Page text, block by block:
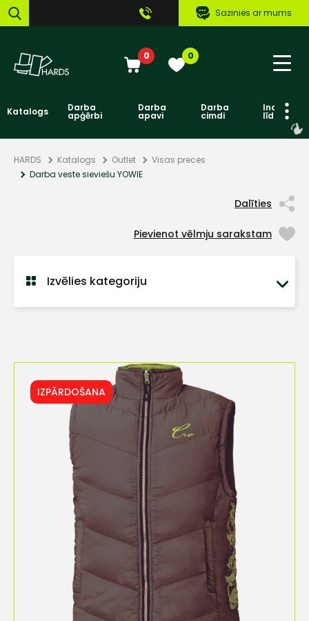
Sazinies ar mums
0 0
Katalogs Darba
apģērbi
Darba
apavi
Darba
cimdi līdzekļi
HARDS Katalogs Outlet
Visas preces
Darba veste sieviešu YOWIE
Dalīties
Pievienot vēlmju sarakstam
Izvēlies kategoriju
IZPĀRDOŠANA